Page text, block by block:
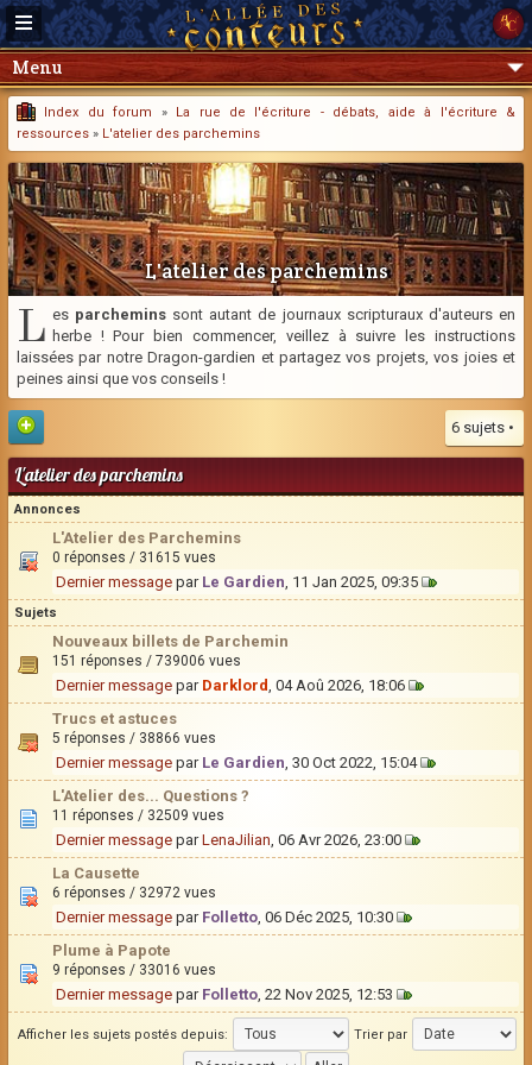
Menu
Index du forum » La rue de l'écriture - débats, aide à l'écriture &
ressources » L'atelier des parchemins
L'atelier des parchemins
L es parchemins sont autant de journaux scripturaux d'auteurs en
herbe ! Pour bien commencer, veillez à suivre les instructions
laissées par notre Dragon-gardien et partagez vos projets, vos joies et
peines ainsi que vos conseils !
6 sujets •
L'atelier des parchemins
Annonces
L'Atelier des Parchemins
0 réponses / 31615 vues
Dernier message par Le Gardien, 11 Jan 2025, 09:35
Sujets
Nouveaux billets de Parchemin
151 réponses / 739006 vues
Dernier message par Darklord, 04 Aoû 2026, 18:06
Trucs et astuces
5 réponses / 38866 vues
Dernier message par Le Gardien, 30 Oct 2022, 15:04
L'Atelier des... Questions ?
11 réponses / 32509 vues
Dernier message parLenaJilian, 06 Avr 2026, 23:00
La Causette
6 réponses / 32972 vues
Dernier message par Folletto, 06 Déc 2025, 10:30
Plume à Papote
9 réponses / 33016 vues
Dernier message par Folletto, 22 Nov 2025, 12:53
Afficher les sujets postés depuis: Trier par